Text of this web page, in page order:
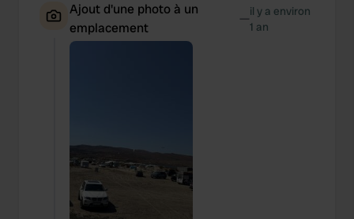
Ajout d'une photo à un
emplacement
—il y a environ
1 an